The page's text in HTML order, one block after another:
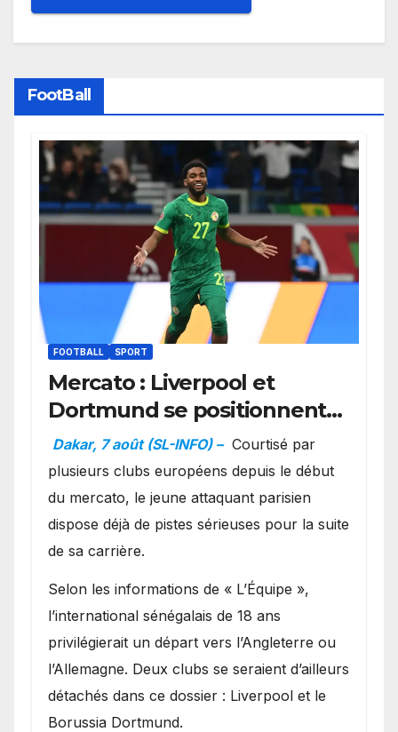
FootBall
FOOTBALL SPORT
Mercato : Liverpool et
Dortmund se positionnent
en favoris pour recruter
Ibrahim Mbaye
Dakar, 7 août (SL-INFO) – Courtisé par
plusieurs clubs européens depuis le début
du mercato, le jeune attaquant parisien
dispose déjà de pistes sérieuses pour la suite
de sa carrière.
Selon les informations de « L’Équipe »,
l’international sénégalais de 18 ans
privilégierait un départ vers l’Angleterre ou
l’Allemagne. Deux clubs se seraient d’ailleurs
détachés dans ce dossier : Liverpool et le
Borussia Dortmund.